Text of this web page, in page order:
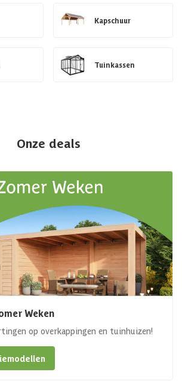
Kapschuur
Tuinkassen
Onze deals
Weken
op overkappingen en tuinhuizen!